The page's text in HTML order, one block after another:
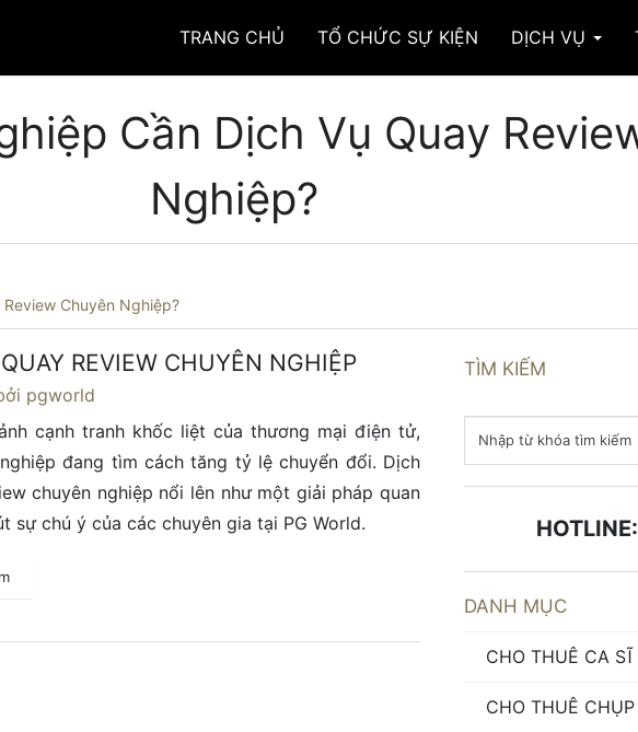
TRANG CHỦ TỔ CHỨC SỰ KIỆN DỊCH VỤ
Cần Dịch Vụ Quay
Nghiệp?
Chuyên Nghiệp?
REVIEW CHUYÊN NGHIỆP
pgworld
cạnh tranh khốc liệt của thương mại điện tử,
đang tìm cách tăng tỷ lệ chuyển đổi. Dịch
chuyên nghiệp nổi lên như một giải pháp quan
sự chú ý của các chuyên gia tại PG World.
TÌM KIẾM
DANH MỤC
CHO THUÊ CA
CHO THUÊ